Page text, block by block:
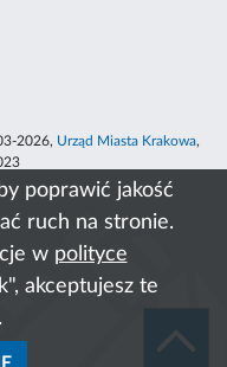
poprawić jakość
ruch na stronie.
w polityce
akceptujesz te
2026, Urząd Miasta Krakowa,